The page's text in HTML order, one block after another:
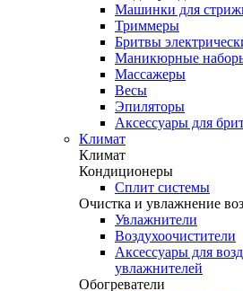
Машинки для
Триммеры
Бритвы
Маникюрные
Массажеры
Весы
Эпиляторы
Аксессуары для
Климат
Климат
Кондиционеры
Сплит системы
Очистка и увлажнение
Увлажнители
Воздухоочистители
Аксессуары для
увлажнителей
Обогреватели